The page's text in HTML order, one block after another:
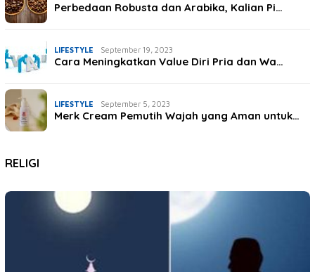
Perbedaan Robusta dan Arabika, Kalian Pi…
LIFESTYLE September 19, 2023
Cara Meningkatkan Value Diri Pria dan Wa…
LIFESTYLE September 5, 2023
Merk Cream Pemutih Wajah yang Aman untuk…
RELIGI
4 Syair Rabiah Al Adawiyah, Bikin Hati G…
5 Keutamaan Membaca Manaqib Siti Khadija…